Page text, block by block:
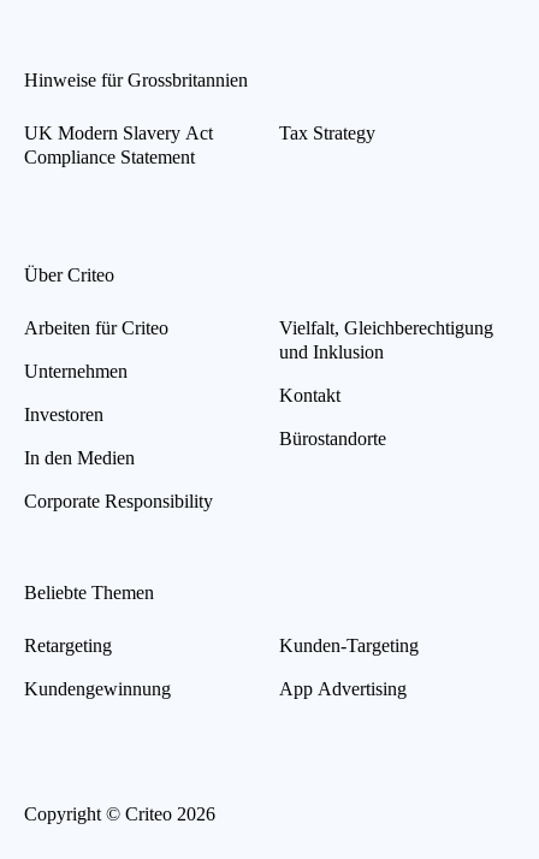
Hinweise für Grossbritannien
UK Modern Slavery Act
Compliance Statement
Tax Strategy
Über Criteo
Arbeiten für Criteo
Unternehmen
Investoren
In den Medien
Corporate Responsibility
Vielfalt, Gleichberechtigung
und Inklusion
Kontakt
Bürostandorte
Beliebte Themen
Retargeting
Kundengewinnung
Kunden-Targeting
App Advertising
Copyright © Criteo 2026